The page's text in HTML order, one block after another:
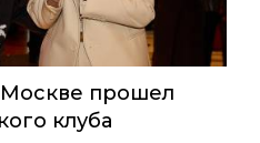
Москве прошел
клуба